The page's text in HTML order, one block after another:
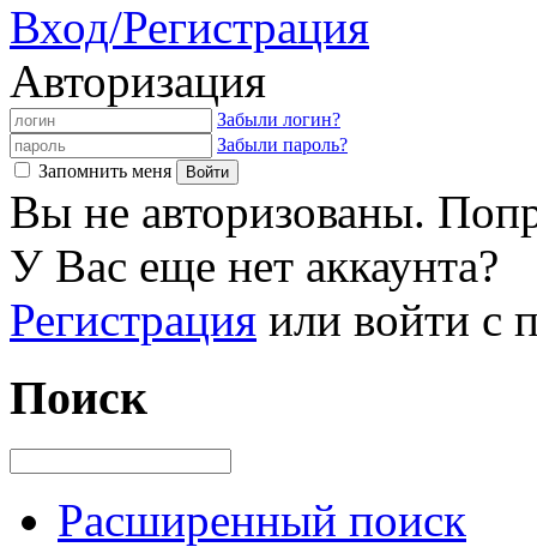
Вход/Регистрация
Авторизация
Забыли логин?
Забыли пароль?
Запомнить меня
Вы не авторизованы.
У Вас еще нет аккаунта?
Регистрация или войти с
Поиск
Расширенный поиск